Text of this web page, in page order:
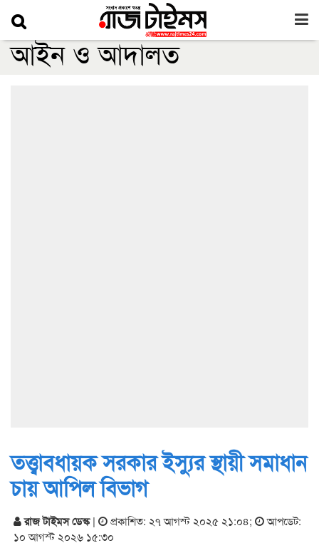
আইন ও আদালত
তত্ত্বাবধায়ক সরকার ইস্যুর স্থায়ী সমাধান
চায় আপিল বিভাগ
রাজ টাইমস ডেস্ক| প্রকাশিত: ২৭ আগস্ট ২০২৫ ২১:০৪;
আপডেট:
১০ আগস্ট ২০২৬ ১৫:৩০